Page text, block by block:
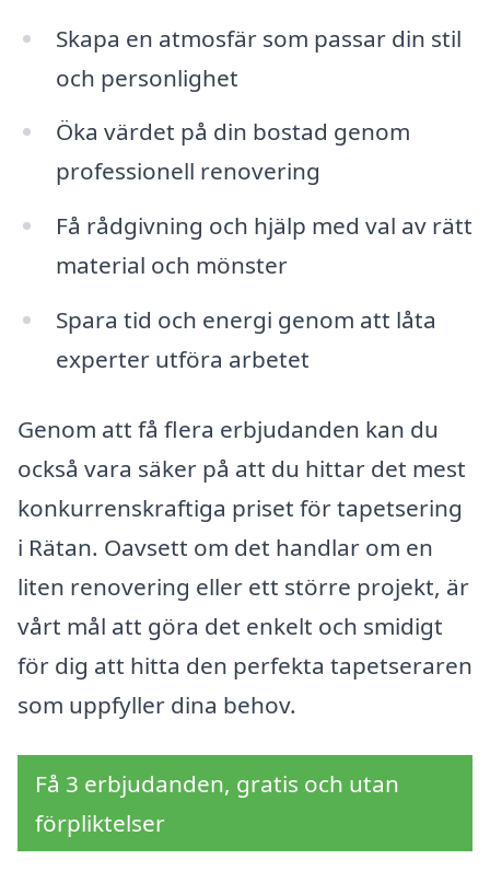
Skapa en atmosfär som passar din stil
och personlighet
Öka värdet på din bostad genom
professionell renovering
Få rådgivning och hjälp med val av rätt
material och mönster
Spara tid och energi genom att låta
experter utföra arbetet
Genom att få flera erbjudanden kan du
också vara säker på att du hittar det mest
konkurrenskraftiga priset för tapetsering
i Rätan. Oavsett om det handlar om en
liten renovering eller ett större projekt, är
vårt mål att göra det enkelt och smidigt
för dig att hitta den perfekta tapetseraren
som uppfyller dina behov.
Få 3 erbjudanden, gratis och utan
förpliktelser